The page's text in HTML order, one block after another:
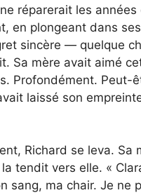
réparerait les années
en plongeant dans
sincère — quelque
Sa mère avait aimé
Profondément. Peut-
laissé son
Richard se leva. Sa
la tendit vers elle. «
sang, ma chair. Je ne